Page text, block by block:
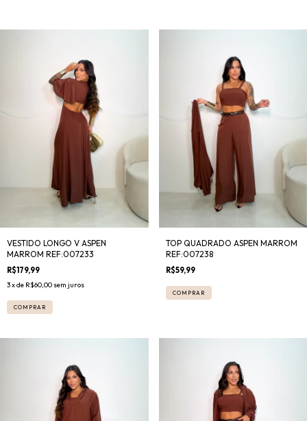
VESTIDO LONGO V ASPEN
MARROM REF:007233
R$179,99
3x de R$60,00 sem juros
COMPRAR
TOP QUADRADO ASPEN MARROM
REF:007238
R$59,99
COMPRAR